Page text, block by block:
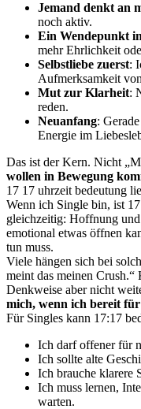
Jemand denkt an
noch aktiv.
Ein Wendepunkt
mehr Ehrlichkeit
Selbstliebe zuerst:
Aufmerksamkeit
Mut zur Klarheit:
reden.
Neuanfang:
Energie im
Das ist der Kern. Nicht
wollen in Bewegung
17 17 uhrzeit bedeutung
Wenn ich Single bin, ist
gleichzeitig: Hoffnung
emotional etwas öffnen
tun muss.
Viele hängen sich bei
meint das meinen
Denkweise aber nicht
mich, wenn ich bereit
Für Singles kann 17:17
Ich darf offener für
Ich sollte alte
Ich brauche klarere
Ich muss lernen,
warten.